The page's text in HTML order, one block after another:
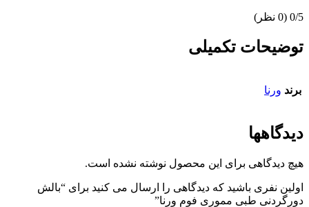
‫0/5 ‫(0 نظر)
توضیحات تکمیلی
برند ورنا
دیدگاهها
هیچ دیدگاهی برای این محصول نوشته نشده است.
اولین نفری باشید که دیدگاهی را ارسال می کنید برای “بالش
دورگردنی طبی مموری فوم ورنا”